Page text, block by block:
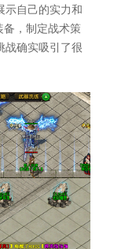
示自己的实力和
备，制定战术策
战确实吸引了很